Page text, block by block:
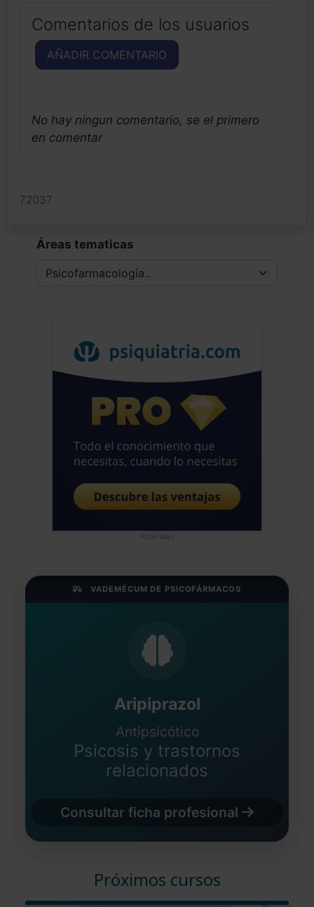
Comentarios de los usuarios
AÑADIR COMENTARIO
No hay ningun comentario, se el primero
en comentar
72037
Áreas tematicas
Publicidad
VADEMÉCUM DE PSICOFÁRMACOS
Aripiprazol
Antipsicótico
Psicosis y trastornos
relacionados
Consultar ficha profesional
Próximos cursos